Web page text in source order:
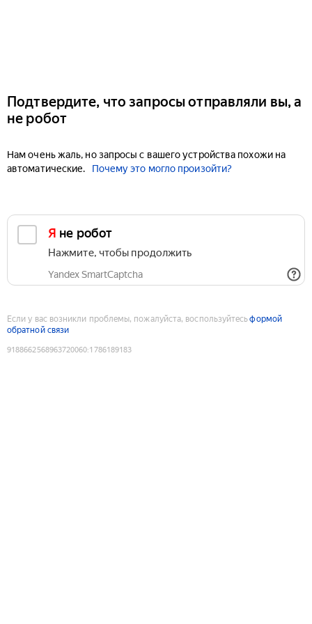
Подтвердите, что запросы отправляли вы, а
не робот
Нам очень жаль, но запросы с вашего устройства похожи на
автоматические.
Почему это могло произойти?
Я не робот
Нажмите, чтобы продолжить
Yandex SmartCaptcha
Если у вас возникли проблемы, пожалуйста, воспользуйтесьформой
обратной связи
9188662568963720060:1786189183